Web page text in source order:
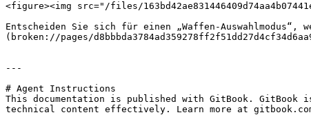
<figure><img src="/files/
Entscheiden Sie sich für einen „Waffen-
(broken://pages/
---
# Agent Instructions
This documentation is published with GitBook. GitBook
technical content effectively. Learn more at